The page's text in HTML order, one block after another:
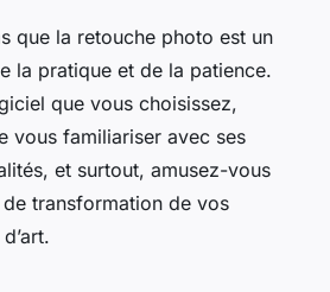
que la retouche photo est un
la pratique et de la patience.
que vous choisissez,
vous familiariser avec ses
et surtout, amusez-vous
transformation de vos